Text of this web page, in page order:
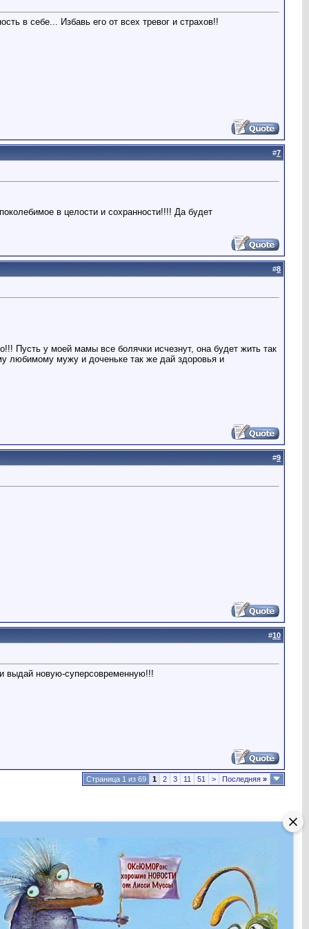
в себе... Избавь его от всех тревог и страхов!!
#7
в целости и сохранности!!!! Да будет
#8
Пусть у моей мамы все болячки исчезнут, она будет жить так
любимому мужу и доченьке так же дай здоровья и
#9
#10
выдай новую-суперсовременную!!!
Страница 1 из 69 1 2 3 11 51 > Последняя »